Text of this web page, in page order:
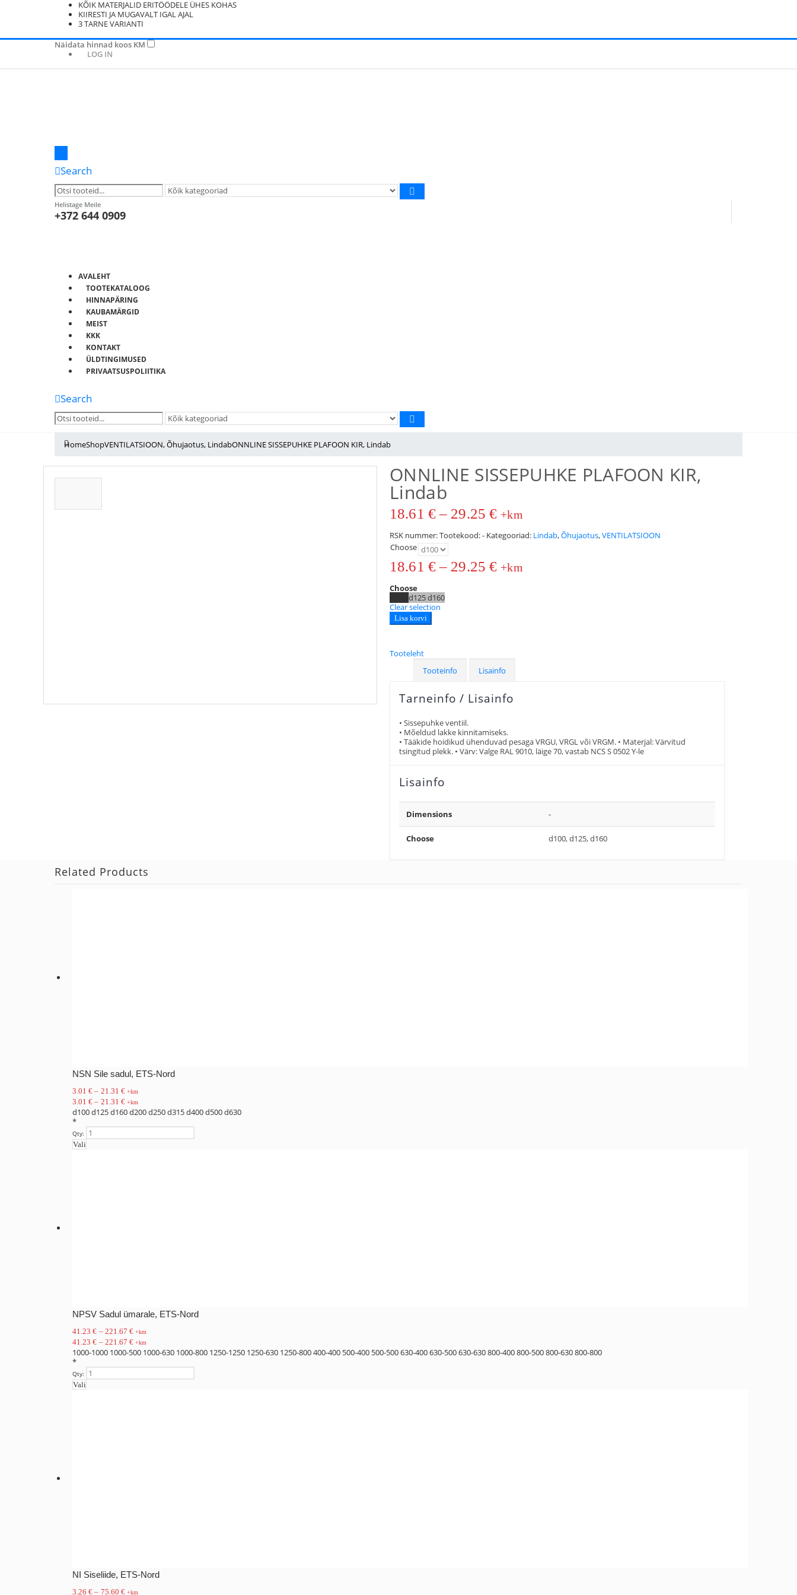
KÕIK MATERJALID ERITÖÖDELE ÜHES KOHAS
KIIRESTI JA MUGAVALT IGAL AJAL
3 TARNE VARIANTI
Näidata hinnad koos KM
LOG IN
Search
Helistage Meile
+372 644 0909
AVALEHT
TOOTEKATALOOG
HINNAPÄRING
KAUBAMÄRGID
MEIST
KKK
KONTAKT
ÜLDTINGIMUSED
PRIVAATSUSPOLIITIKA
Search
HomeShopVENTILATSIOON,Õhujaotus, LindabONNLINE SISSEPUHKE PLAFOON KIR, Lindab
ONNLINE SISSEPUHKE PLAFOON KIR,
Lindab
18.61 €– 29.25 € +km
RSK nummer:Tootekood:- Kategooriad: Lindab,Õhujaotus,VENTILATSIOON
Choose
18.61 €– 29.25 € +km
Choose
d125d160
Clear selection
Lisa korvi
Tooteleht
Tooteinfo
Lisainfo
Tarneinfo / Lisainfo
• Sissepuhke ventiil.
• Mõeldud lakke kinnitamiseks.
• Tääkide hoidikud ühenduvad pesaga VRGU, VRGL või VRGM. • Materjal: Värvitud
tsingitud plekk. • Värv: Valge RAL 9010, läige 70, vastab NCS S 0502 Y-le
Lisainfo
Dimensions -
Choose d100, d125, d160
Related Products
NSN Sile sadul, ETS-Nord
3.01€ – 21.31 € +km
3.01€ – 21.31 € +km
d100d125d160d200d250d315d400d500d630
*
Qty:
Vali
NPSV Sadul ümarale, ETS-Nord
41.23€ – 221.67€ +km
41.23€ – 221.67€ +km
1000-1000 1000-500 1000-630 1000-800 1250-1250 1250-630 1250-800400-400 500-400 500-500630-400630-500630-630800-400800-500800-630800-800
*
Qty:
Vali
NI Siseliide, ETS-Nord
3.26€ – 75.60 € +km